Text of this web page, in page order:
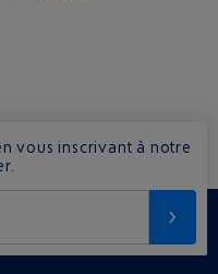
vous inscrivant à notre